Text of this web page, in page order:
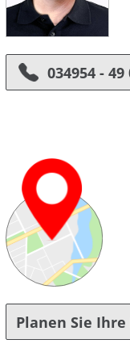
034954 - 49
Planen Sie Ihre